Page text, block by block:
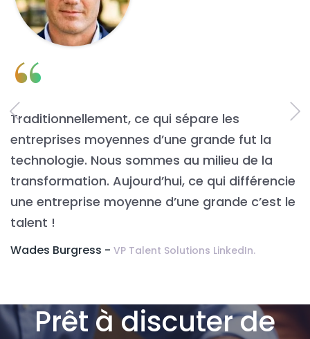
“
Traditionnellement, ce qui sépare les
entreprises moyennes d’une grande fut la
technologie. Nous sommes au milieu de la
transformation. Aujourd’hui, ce qui différencie
une entreprise moyenne d’une grande c’est le
talent !
Wades Burgress - VP Talent Solutions LinkedIn.
Prêt à discuter de